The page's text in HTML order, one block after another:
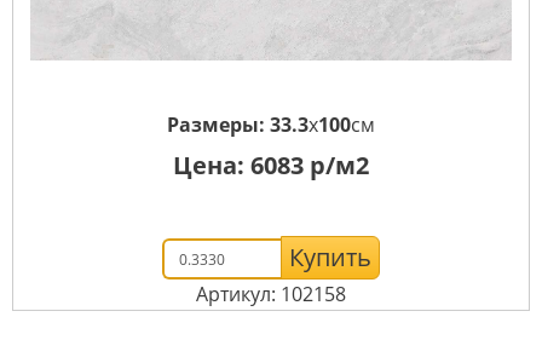
Размеры: 33.3x100см
Цена: 6083 р/м2
Купить
Артикул: 102158